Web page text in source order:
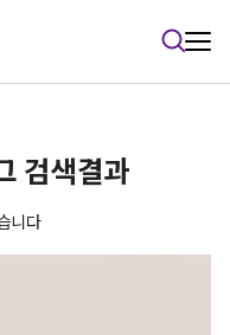
검색결과
니다